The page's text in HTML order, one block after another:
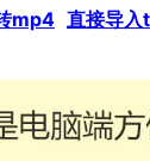
mp4 直接导